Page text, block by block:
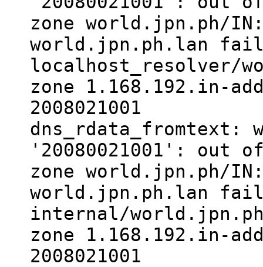
zone world.jpn.ph/
world.jpn.ph.lan
localhost_resolver/
zone 1.168.192.in-
2008021001
dns_rdata_fromtext:
'20080021001': out
zone world.jpn.ph/
world.jpn.ph.lan
internal/
zone 1.168.192.in-
2008021001